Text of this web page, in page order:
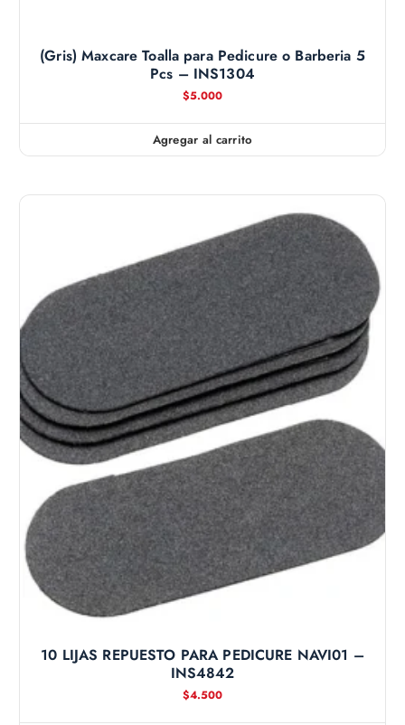
(Gris) Maxcare Toalla para Pedicure o Barberia 5
Pcs – INS1304
$5.000
Agregar al carrito
10 LIJAS REPUESTO PARA PEDICURE NAVI01 –
INS4842
$4.500